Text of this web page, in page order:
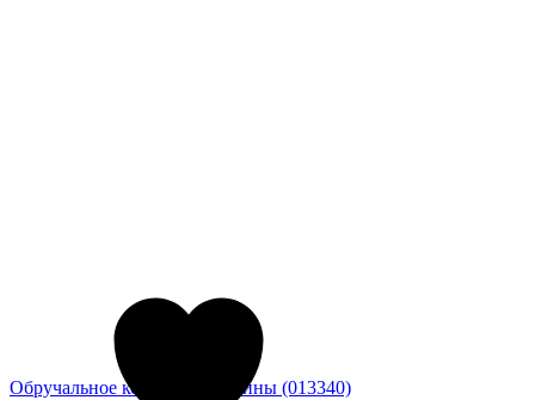
Обручальное кольцо из платины (013340)